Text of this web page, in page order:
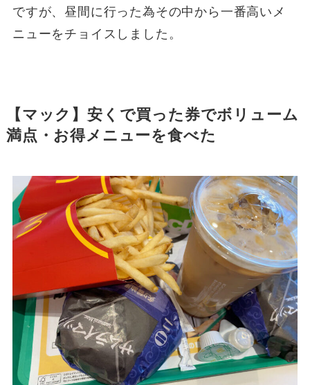
ですが、昼間に行った為その中から一番高いメ
ニューをチョイスしました。
【マック】安くで買った券でボリューム
満点・お得メニューを食べた